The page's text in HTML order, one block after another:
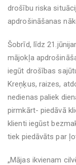
drošību riska
apdrošināšanas
Šobrīd, līdz
mājokļa
iegūt drošības
Kreņķus, raizes,
nedienas paliek
pirmkārt- piedāvā
klienti iegūst
tiek piedāvāts par
„Mājas ikvienam